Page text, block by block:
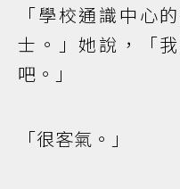
「學校通識中心
士。」她說，「
吧。」
「很客氣。」